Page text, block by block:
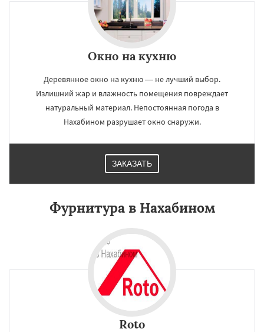
Окно на кухню
Деревянное окно на кухню — не лучший выбор.
Излишний жар и влажность помещения повреждает
натуральный материал. Непостоянная погода в
Нахабином разрушает окно снаружи.
ЗАКАЗАТЬ
Фурнитура в Нахабином
Roto